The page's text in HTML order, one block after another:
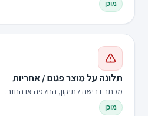
מוכן
תלונה על מוצר פגום / אחריות
מכתב דרישה לתיקון, החלפה או החזר.
מוכן